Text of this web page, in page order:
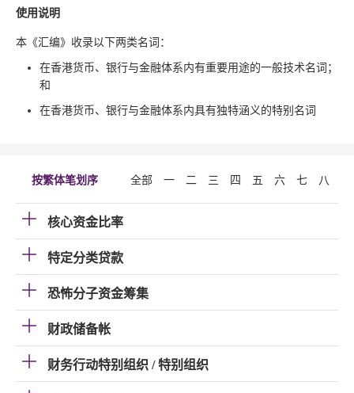
使用说明
本《汇编》收录以下两类名词：
在香港货币、银行与金融体系内有重要用途的一般技术名词；
和
在香港货币、银行与金融体系内具有独特涵义的特别名词
按繁体笔划序 全部 一 二 三 四 五 六 七 八
核心资金比率
特定分类贷款
恐怖分子资金筹集
财政储备帐
财务行动特别组织 / 特别组织